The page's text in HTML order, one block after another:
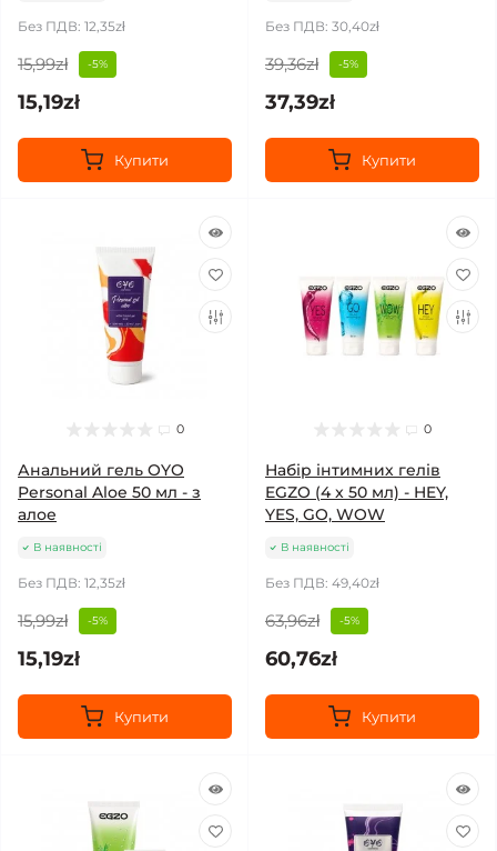
Без ПДВ: 12,35zł
15,99zł -5%
15,19zł
Купити
Без ПДВ: 30,40zł
39,36zł -5%
37,39zł
Купити
0
Анальний гель OYO
Personal Aloe 50 мл - з
алое
В наявності
Без ПДВ: 12,35zł
15,99zł -5%
15,19zł
Купити
0
Набір інтимних гелів
EGZO (4 x 50 мл) - HEY,
YES, GO, WOW
В наявності
Без ПДВ: 49,40zł
63,96zł -5%
60,76zł
Купити